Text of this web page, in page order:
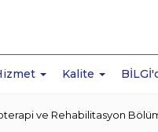
Kalite
ve Rehabilitasyon